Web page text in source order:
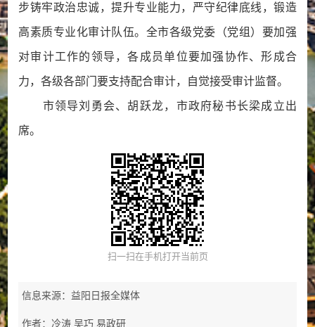
步铸牢政治忠诚，提升专业能力，严守纪律底线，锻造
高素质专业化审计队伍。全市各级党委（党组）要加强
对审计工作的领导，各成员单位要加强协作、形成合
力，各级各部门要支持配合审计，自觉接受审计监督。
市领导刘勇会、胡跃龙，市政府秘书长梁成立出
席。
扫一扫在手机打开当前页
信息来源：益阳日报全媒体
作者：冷涛 吴巧 易政研